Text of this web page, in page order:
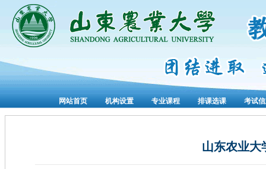
网站首页 机构设置 专业课程 排课选课 考试
山东农业大